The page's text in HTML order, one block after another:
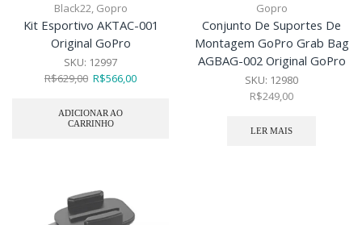
Black22, Gopro
Kit Esportivo AKTAC-001
Original GoPro
SKU: 12997
R$629,00 R$566,00
ADICIONAR AO
CARRINHO
Gopro
Conjunto De Suportes De
Montagem GoPro Grab Bag
AGBAG-002 Original GoPro
SKU: 12980
R$249,00
LER MAIS